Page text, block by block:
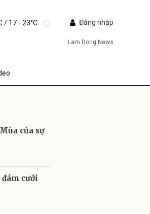
/ 17 - 23°C Đăng nhập
Lam Dong News
của sự
đám cưới